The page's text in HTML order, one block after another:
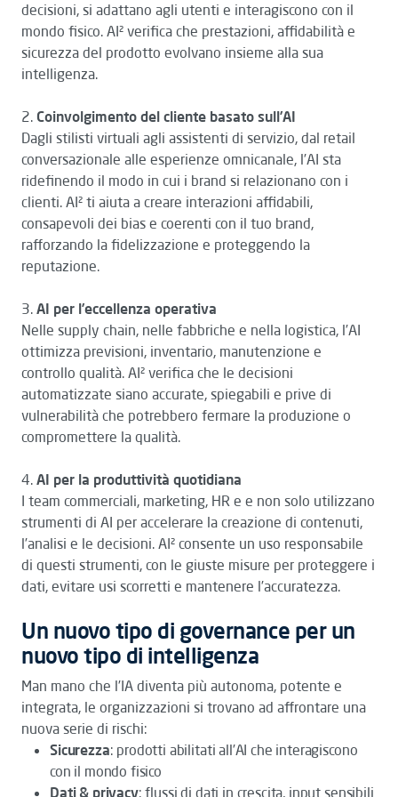
decisioni, si adattano agli utenti e interagiscono con il
mondo fisico. AI² verifica che prestazioni, affidabilità e
sicurezza del prodotto evolvano insieme alla sua
intelligenza.
2. Coinvolgimento del cliente basato sull’AI
Dagli stilisti virtuali agli assistenti di servizio, dal retail
conversazionale alle esperienze omnicanale, l’AI sta
ridefinendo il modo in cui i brand si relazionano con i
clienti. AI² ti aiuta a creare interazioni affidabili,
consapevoli dei bias e coerenti con il tuo brand,
rafforzando la fidelizzazione e proteggendo la
reputazione.
3. AI per l’eccellenza operativa
Nelle supply chain, nelle fabbriche e nella logistica, l’AI
ottimizza previsioni, inventario, manutenzione e
controllo qualità. AI² verifica che le decisioni
automatizzate siano accurate, spiegabili e prive di
vulnerabilità che potrebbero fermare la produzione o
compromettere la qualità.
4. AI per la produttività quotidiana
I team commerciali, marketing, HR e e non solo utilizzano
strumenti di AI per accelerare la creazione di contenuti,
l’analisi e le decisioni. AI² consente un uso responsabile
di questi strumenti, con le giuste misure per proteggere i
dati, evitare usi scorretti e mantenere l’accuratezza.
Un nuovo tipo di governance per un
nuovo tipo di intelligenza
Man mano che l’IA diventa più autonoma, potente e
integrata, le organizzazioni si trovano ad affrontare una
nuova serie di rischi:
Sicurezza: prodotti abilitati all’AI che interagiscono
con il mondo fisico
Dati & privacy: flussi di dati in crescita, input sensibili